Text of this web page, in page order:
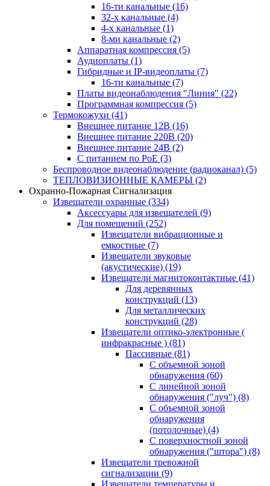
16-ти канальные (16)
32-х канальные (4)
4-х канальные (1)
8-ми канальные (2)
Аппаратная компрессия (5)
Аудиоплаты (1)
Гибридные и IP-видеоплаты (7)
16-ти канальные (7)
Платы видеонаблюдения "Линия" (22)
Программная компрессия (5)
Термокожухи (41)
Внешнее питание 12В (16)
Внешнее питание 220В (20)
Внешнее питание 24В (2)
С питанием по PoE (3)
Беспроводное видеонаблюдение (радиоканал) (5)
ТЕПЛОВИЗИОННЫЕ КАМЕРЫ (2)
Охранно-Пожарная Сигнализация
Извещатели охранные (334)
Аксессуары для извещателей (9)
Для помещений (252)
Извещатели вибрационные и
емкостные (7)
Извещатели звуковые
(акустические) (19)
Извещатели магнитоконтактные (41)
Для деревянных
конструкций (13)
Для металлических
конструкций (28)
Извещатели оптико-электронные (
инфракрасные ) (81)
Пассивные (81)
С объемной зоной
обнаружения (60)
С линейной зоной
обнаружения ("луч") (8)
С объемной зоной
обнаружения
(потолочные) (4)
С поверхностной зоной
обнаружения ("штора") (8)
Извещатели тревожной
сигнализации (9)
Извещатели температуры и